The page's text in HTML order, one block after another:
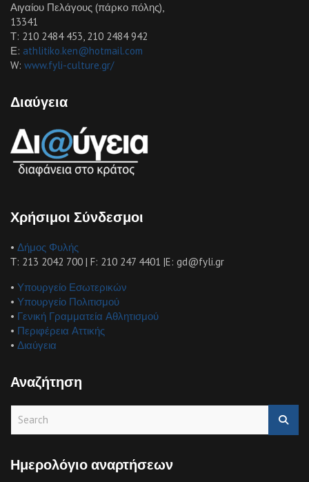
Αιγαίου Πελάγους (πάρκο πόλης),
13341
Τ: 210 2484 453, 210 2484 942
Ε: athlitiko.ken@hotmail.com
W: www.fyli-culture.gr/
Διαύγεια
Χρήσιμοι Σύνδεσμοι
• Δήμος Φυλής
Τ: 213 2042 700 | F: 210 247 4401 |E: gd@fyli.gr
• Υπουργείο Εσωτερικών
• Υπουργείο Πολιτισμού
• Γενική Γραμματεία Αθλητισμού
• Περιφέρεια Αττικής
• Διαύγεια
Αναζήτηση
cΗμερολόγιο αναρτήσεων